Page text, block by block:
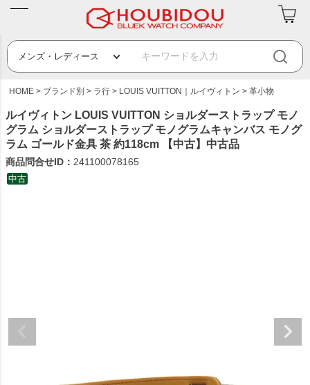
HOME ブランド別 ラ行 LOUIS VUITTON｜ルイヴィトン 革小物
ルイヴィトン LOUIS VUITTON ショルダーストラップ モノ
グラム ショルダーストラップ モノグラムキャンバス モノグ
ラム ゴールド金具 茶 約118cm 【中古】中古品
商品問合せID： 241100078165
中古